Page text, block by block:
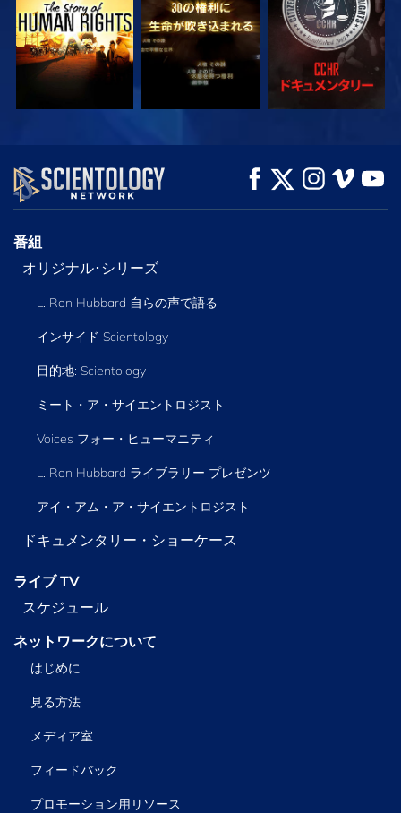
観る シリーズを探求
番組
オリジナル･シリーズ
L. Ron Hubbard 自らの声で語る
インサイド Scientology
目的地: Scientology
ミート・ア・サイエントロジスト
Voices フォー・ヒューマニティ
L. Ron Hubbard ライブラリー プレゼンツ
アイ・アム・ア・サイエントロジスト
ドキュメンタリー・ショーケース
ライブ TV
スケジュール
ネットワークについて
はじめに
見る方法
メディア室
フィードバック
プロモーション用リソース